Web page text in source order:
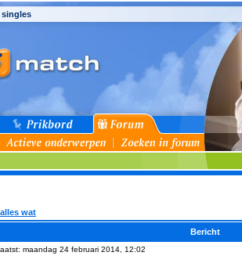
singles
wat
Bericht
maandag 24 februari 2014, 12:02